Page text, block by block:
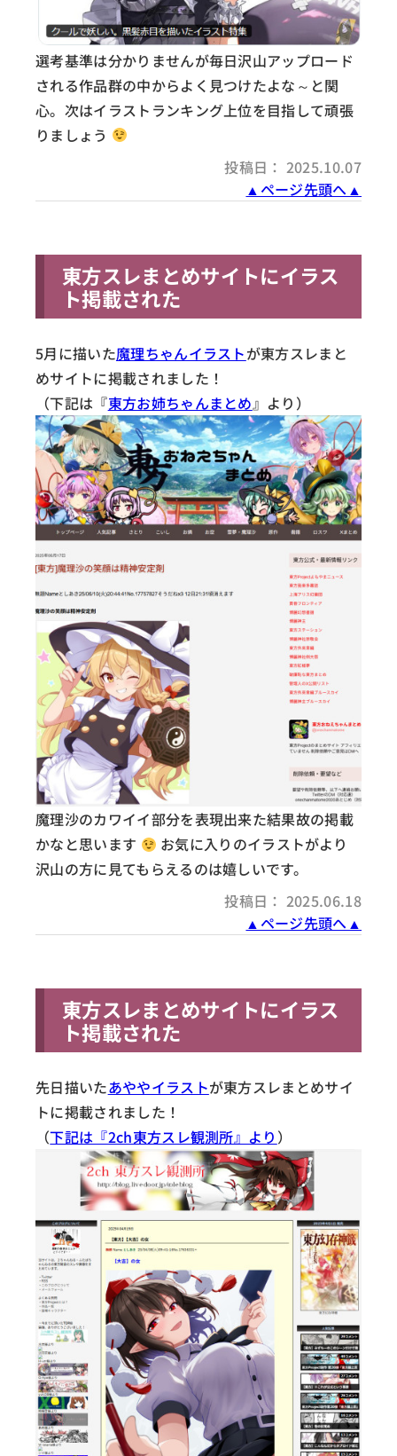
選考基準は分かりませんが毎日沢山アップロード
される作品群の中からよく見つけたよな～と関
心。次はイラストランキング上位を目指して頑張
りましょう
投稿日： 2025.10.07
▲ページ先頭へ▲
東方スレまとめサイトにイラス
ト掲載された
5月に描いた魔理ちゃんイラストが東方スレまと
めサイトに掲載されました！
（下記は『東方お姉ちゃんまとめ』より）
魔理沙のカワイイ部分を表現出来た結果故の掲載
かなと思います
お気に入りのイラストがより
沢山の方に見てもらえるのは嬉しいです。
投稿日： 2025.06.18
▲ページ先頭へ▲
東方スレまとめサイトにイラス
ト掲載された
先日描いたあややイラストが東方スレまとめサイ
トに掲載されました！
（下記は『2ch東方スレ観測所』より ）